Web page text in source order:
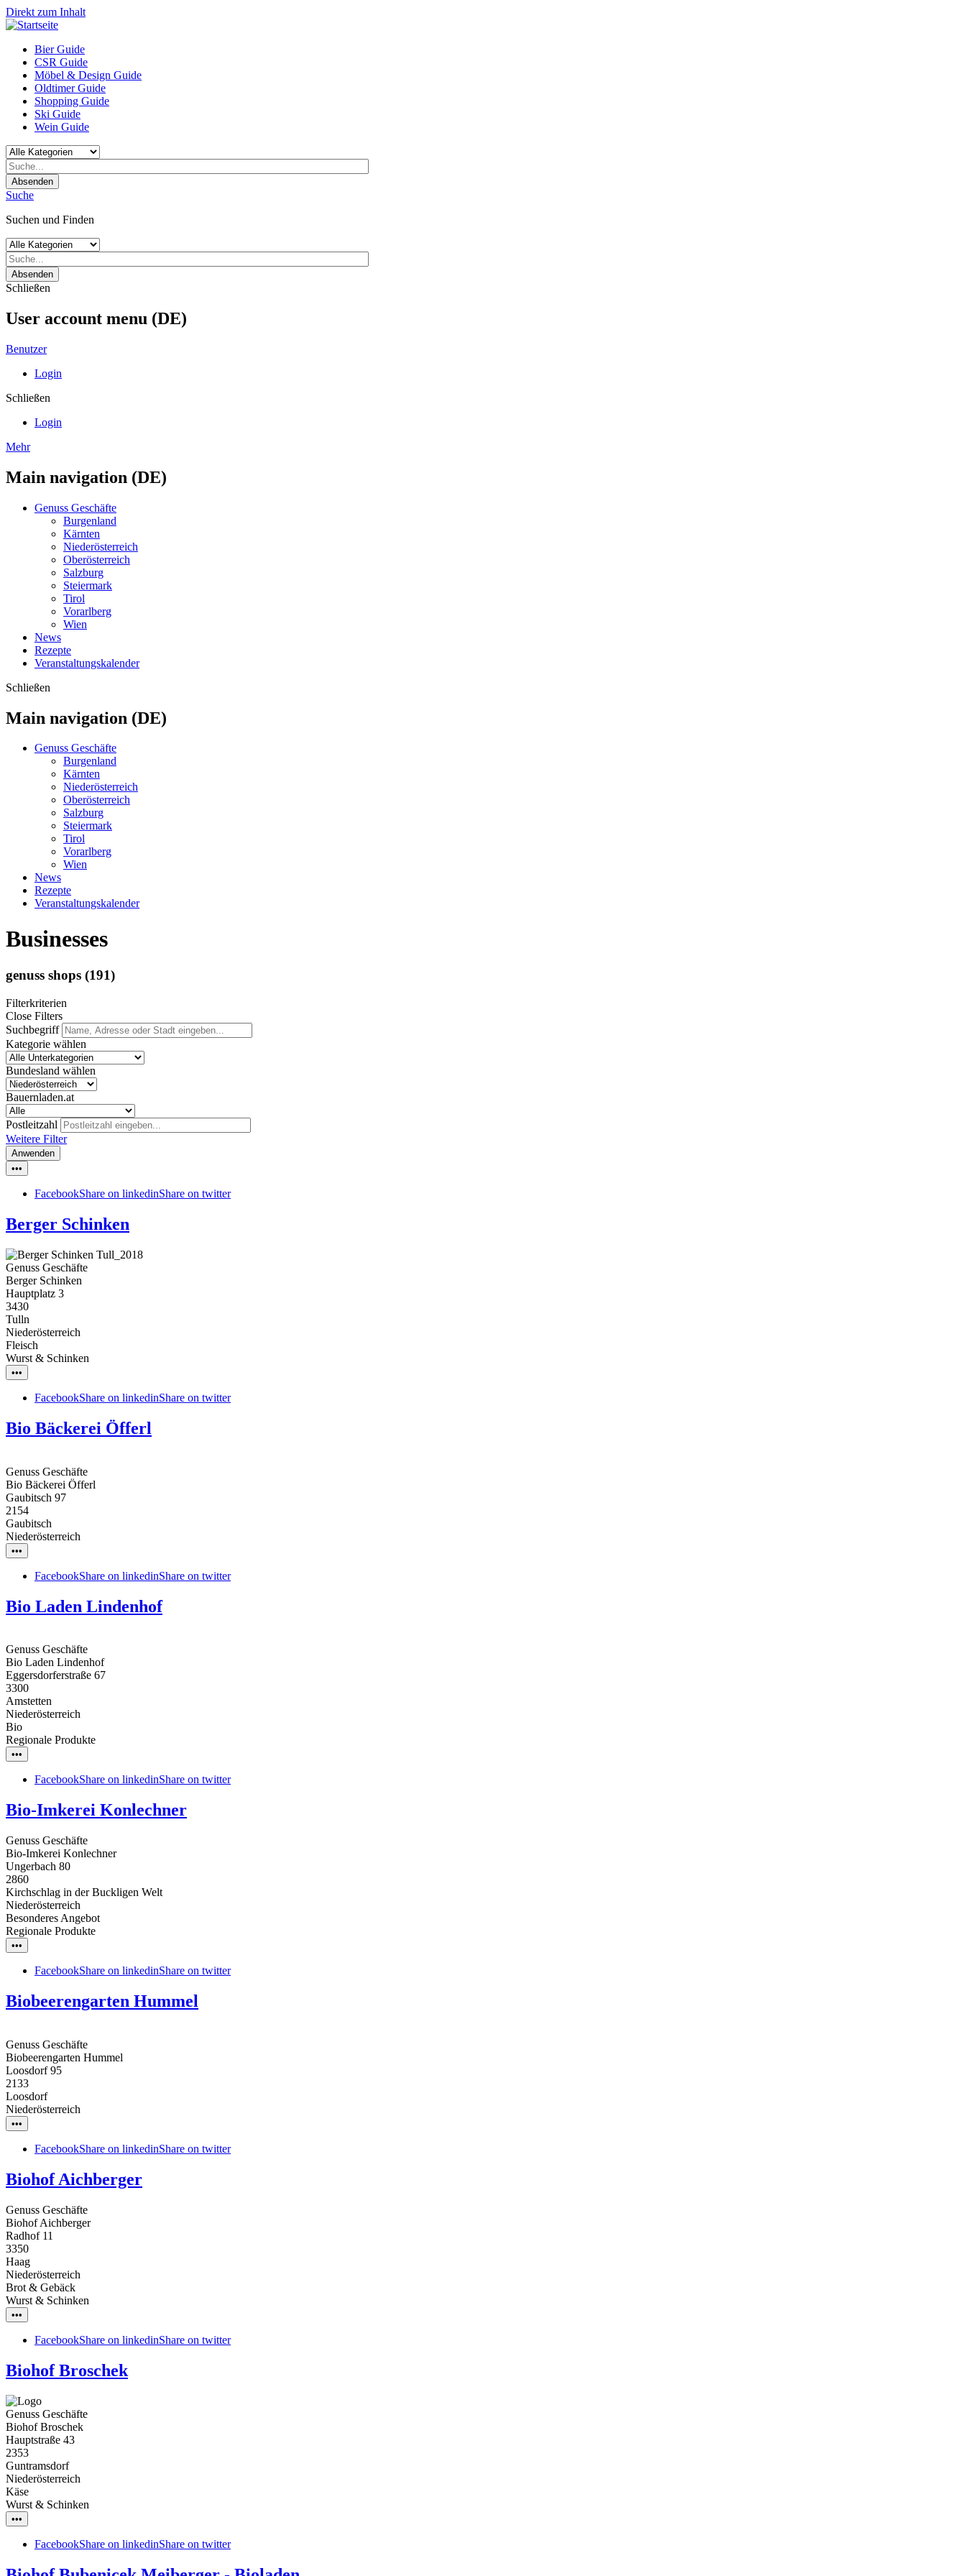
Direkt zum Inhalt
Bier Guide
CSR Guide
Möbel & Design Guide
Oldtimer Guide
Shopping Guide
Ski Guide
Wein Guide
Absenden
Suche
Suchen und Finden
Absenden
Schließen
User account menu (DE)
Benutzer
Login
Schließen
Login
Mehr
Main navigation (DE)
Genuss Geschäfte
Burgenland
Kärnten
Niederösterreich
Oberösterreich
Salzburg
Steiermark
Tirol
Vorarlberg
Wien
News
Rezepte
Veranstaltungskalender
Schließen
Main navigation (DE)
Genuss Geschäfte
Burgenland
Kärnten
Niederösterreich
Oberösterreich
Salzburg
Steiermark
Tirol
Vorarlberg
Wien
News
Rezepte
Veranstaltungskalender
Businesses
genuss shops (191)
Filterkriterien
Close Filters
Suchbegriff
Kategorie wählen
Bundesland wählen
Bauernladen.at
Postleitzahl
Weitere Filter
Anwenden
•••
FacebookShare on linkedinShare on twitter
Berger Schinken
Genuss Geschäfte
Berger Schinken
Hauptplatz 3
3430
Tulln
Niederösterreich
Fleisch
Wurst & Schinken
•••
FacebookShare on linkedinShare on twitter
Bio Bäckerei Öfferl
Genuss Geschäfte
Bio Bäckerei Öfferl
Gaubitsch 97
2154
Gaubitsch
Niederösterreich
•••
FacebookShare on linkedinShare on twitter
Bio Laden Lindenhof
Genuss Geschäfte
Bio Laden Lindenhof
Eggersdorferstraße 67
3300
Amstetten
Niederösterreich
Bio
Regionale Produkte
•••
FacebookShare on linkedinShare on twitter
Bio-Imkerei Konlechner
Genuss Geschäfte
Bio-Imkerei Konlechner
Ungerbach 80
2860
Kirchschlag in der Buckligen Welt
Niederösterreich
Besonderes Angebot
Regionale Produkte
•••
FacebookShare on linkedinShare on twitter
Biobeerengarten Hummel
Genuss Geschäfte
Biobeerengarten Hummel
Loosdorf 95
2133
Loosdorf
Niederösterreich
•••
FacebookShare on linkedinShare on twitter
Biohof Aichberger
Genuss Geschäfte
Biohof Aichberger
Radhof 11
3350
Haag
Niederösterreich
Brot & Gebäck
Wurst & Schinken
•••
FacebookShare on linkedinShare on twitter
Biohof Broschek
Genuss Geschäfte
Biohof Broschek
Hauptstraße 43
2353
Guntramsdorf
Niederösterreich
Käse
Wurst & Schinken
•••
FacebookShare on linkedinShare on twitter